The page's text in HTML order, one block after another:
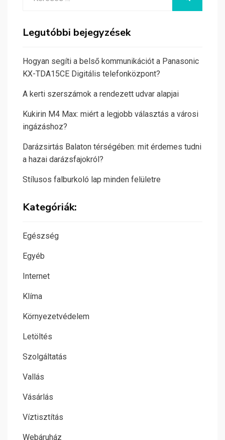
Legutóbbi bejegyzések
Hogyan segíti a belső kommunikációt a Panasonic
KX-TDA15CE Digitális telefonközpont?
A kerti szerszámok a rendezett udvar alapjai
Kukirin M4 Max: miért a legjobb választás a városi
ingázáshoz?
Darázsirtás Balaton térségében: mit érdemes tudni
a hazai darázsfajokról?
Stílusos falburkoló lap minden felületre
Kategóriák:
Egészség
Egyéb
Internet
Klíma
Környezetvédelem
Letöltés
Szolgáltatás
Vallás
Vásárlás
Víztisztítás
Webáruház